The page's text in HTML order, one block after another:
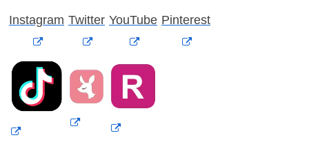
Instagram Twitter YouTube Pinterest